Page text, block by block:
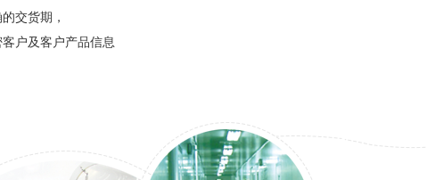
交货期，
户及客户产品信息